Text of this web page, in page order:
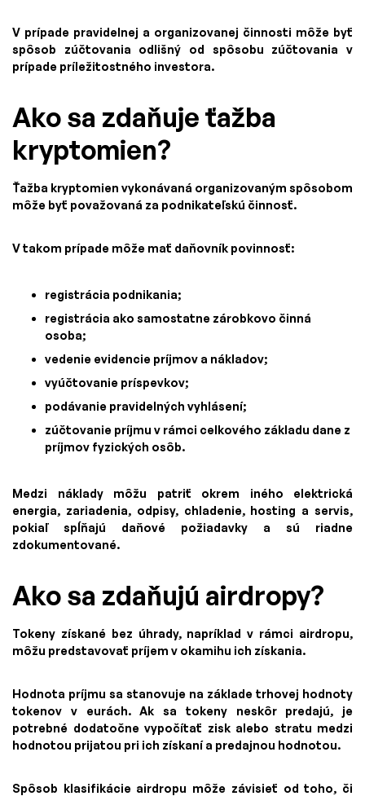
V prípade pravidelnej a organizovanej činnosti môže byť
spôsob zúčtovania odlišný od spôsobu zúčtovania v
prípade príležitostného investora.
Ako sa zdaňuje ťažba
kryptomien?
Ťažba kryptomien vykonávaná organizovaným spôsobom
môže byť považovaná za podnikateľskú činnosť.
V takom prípade môže mať daňovník povinnosť:
registrácia podnikania;
registrácia ako samostatne zárobkovo činná
osoba;
vedenie evidencie príjmov a nákladov;
vyúčtovanie príspevkov;
podávanie pravidelných vyhlásení;
zúčtovanie príjmu v rámci celkového základu dane z
príjmov fyzických osôb.
Medzi náklady môžu patriť okrem iného elektrická
energia, zariadenia, odpisy, chladenie, hosting a servis,
pokiaľ spĺňajú daňové požiadavky a sú riadne
zdokumentované.
Ako sa zdaňujú airdropy?
Tokeny získané bez úhrady, napríklad v rámci airdropu,
môžu predstavovať príjem v okamihu ich získania.
Hodnota príjmu sa stanovuje na základe trhovej hodnoty
tokenov v eurách. Ak sa tokeny neskôr predajú, je
potrebné dodatočne vypočítať zisk alebo stratu medzi
hodnotou prijatou pri ich získaní a predajnou hodnotou.
Spôsob klasifikácie airdropu môže závisieť od toho, či